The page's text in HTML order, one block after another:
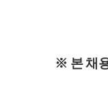
※ 본 채